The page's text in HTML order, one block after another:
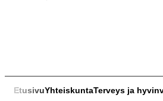
EtusivuYhteiskuntaTerveys ja